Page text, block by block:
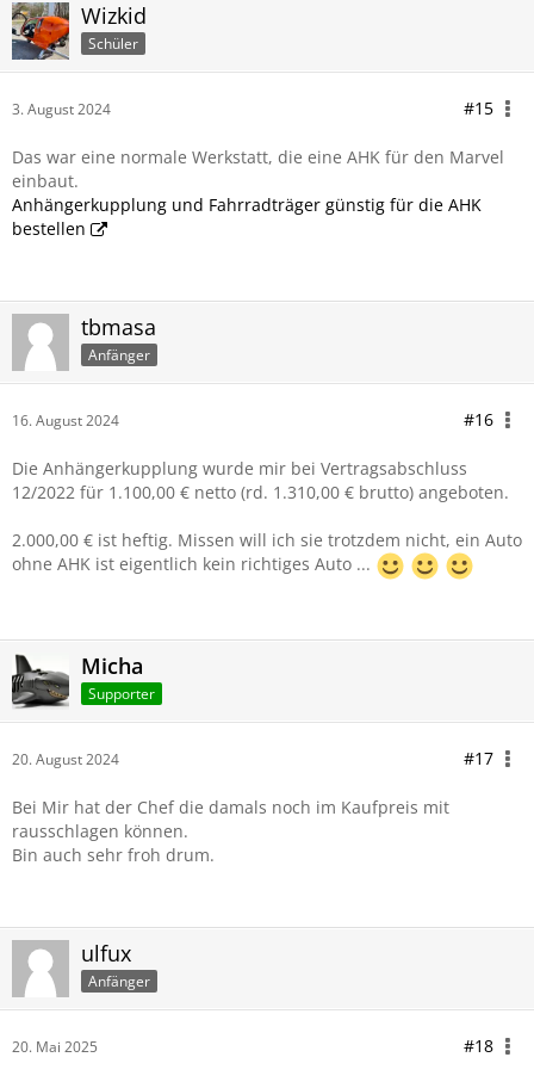
Wizkid
Schüler
3. August 2024 #15
Das war eine normale Werkstatt, die eine AHK für den Marvel
einbaut.
Anhängerkupplung und Fahrradträger günstig für die AHK
bestellen
tbmasa
Anfänger
16. August 2024 #16
Die Anhängerkupplung wurde mir bei Vertragsabschluss
12/2022 für 1.100,00 € netto (rd. 1.310,00 € brutto) angeboten.
2.000,00 € ist heftig. Missen will ich sie trotzdem nicht, ein Auto
ohne AHK ist eigentlich kein richtiges Auto ...
Micha
Supporter
20. August 2024 #17
Bei Mir hat der Chef die damals noch im Kaufpreis mit
rausschlagen können.
Bin auch sehr froh drum.
ulfux
Anfänger
20. Mai 2025 #18